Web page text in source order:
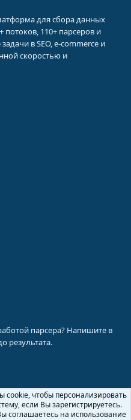
для сбора данных
110+ парсеров и
в SEO, e-commerce и
скоростью и
парсера? Напишите в
результата.
cookie, чтобы персонализировать
если Вы зарегистрируетесь.
соглашаетесь на использование